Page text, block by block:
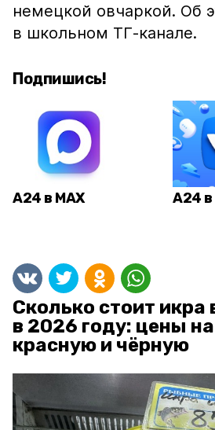
немецкой овчаркой. Об
в школьном ТГ-канале.
Подпишись!
А24 в MAX А24 в
Сколько стоит икра
в 2026 году: цены
красную и чёрную